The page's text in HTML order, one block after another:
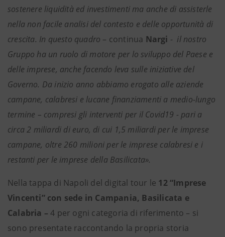
sostenere liquidità ed investimenti ma anche di assisterle
nella non facile analisi del contesto e delle opportunità di
crescita. In questo quadro – continua Nargi - il nostro
Gruppo ha un ruolo di motore per lo sviluppo del Paese e
delle imprese, anche facendo leva sulle iniziative del
Governo. Da inizio anno abbiamo erogato alle aziende
campane, calabresi e lucane finanziamenti a medio-lungo
termine – compresi gli interventi per il Covid19 - pari a
circa 2 miliardi di euro, di cui 1,5 miliardi per le imprese
campane, oltre 260 milioni per le imprese calabresi e i
restanti per le imprese della Basilicata».
Nella tappa di Napoli del digital tour le 12 “Imprese
Vincenti” con sede in Campania, Basilicata e
Calabria –4 per ogni categoria di riferimento – si
sono presentate raccontando la propria storia